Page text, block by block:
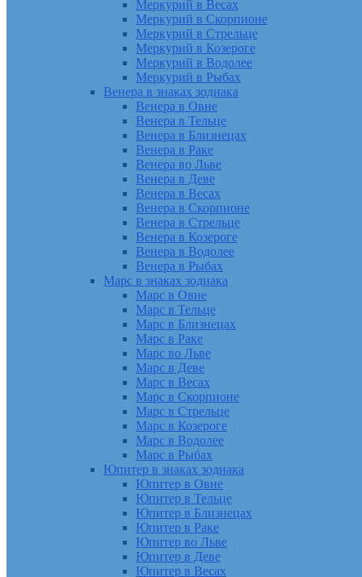
Меркурий в Весах
Меркурий в Скорпионе
Меркурий в Стрельце
Меркурий в Козероге
Меркурий в Водолее
Меркурий в Рыбах
Венера в знаках зодиака
Венера в Овне
Венера в Тельце
Венера в Близнецах
Венера в Раке
Венера во Льве
Венера в Деве
Венера в Весах
Венера в Скорпионе
Венера в Стрельце
Венера в Козероге
Венера в Водолее
Венера в Рыбах
Марс в знаках зодиака
Марс в Овне
Марс в Тельце
Марс в Близнецах
Марс в Раке
Марс во Льве
Марс в Деве
Марс в Весах
Марс в Скорпионе
Марс в Стрельце
Марс в Козероге
Марс в Водолее
Марс в Рыбах
Юпитер в знаках зодиака
Юпитер в Овне
Юпитер в Тельце
Юпитер в Близнецах
Юпитер в Раке
Юпитер во Льве
Юпитер в Деве
Юпитер в Весах